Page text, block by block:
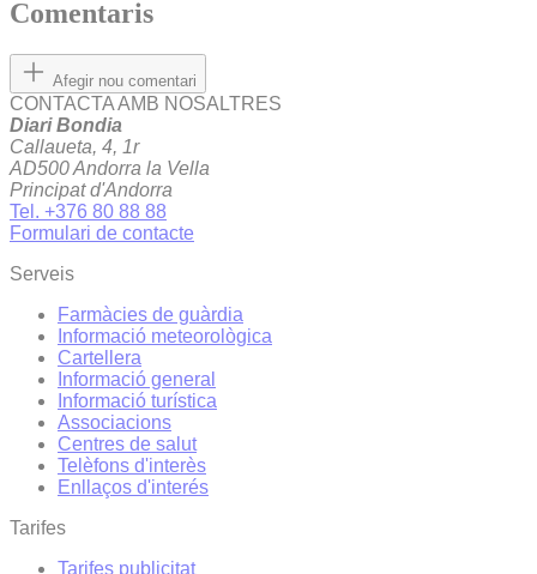
Comentaris
Afegir nou comentari
CONTACTA AMB NOSALTRES
Diari Bondia
Callaueta, 4, 1r
AD500 Andorra la Vella
Principat d'Andorra
Tel. +376 80 88 88
Formulari de contacte
Serveis
Farmàcies de guàrdia
Informació meteorològica
Cartellera
Informació general
Informació turística
Associacions
Centres de salut
Telèfons d'interès
Enllaços d'interés
Tarifes
Tarifes publicitat